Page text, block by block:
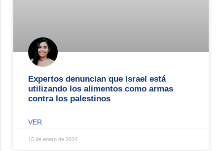
Expertos denuncian que Israel está
utilizando los alimentos como armas
contra los palestinos
VER.
16 de enero de 2024